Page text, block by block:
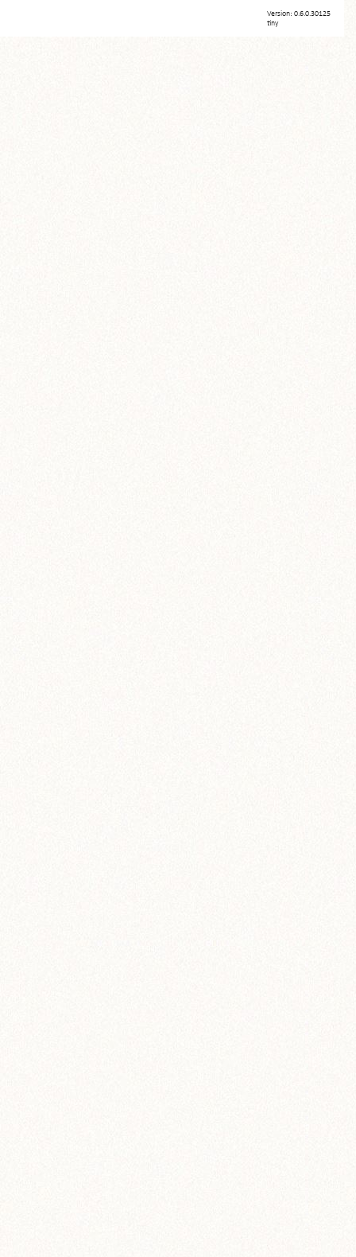
Version: 0.6.0.30125
tiny